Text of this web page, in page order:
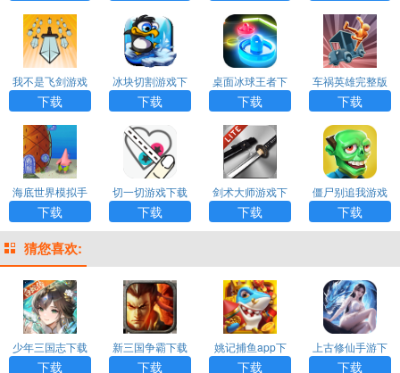
我不是飞剑游戏
下载
下载
冰块切割游戏下
载
下载
桌面冰球王者下
载安装
下载
车祸英雄完整版
游戏下载
下载
海底世界模拟手
游下载
下载
切一切游戏下载
下载
剑术大师游戏下
载安装
下载
僵尸别追我游戏
下载
下载
猜您喜欢:
少年三国志下载
下载
新三国争霸下载
下载
姚记捕鱼app下
载
下载
上古修仙手游下
载
下载